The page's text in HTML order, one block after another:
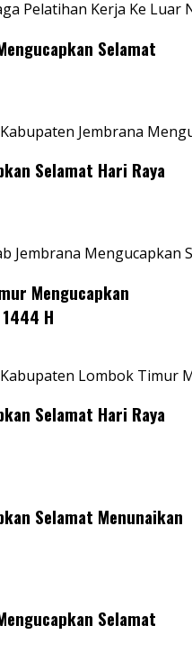
Pelatihan Kerja Ke Luar
Selamat
Jembrana
Selamat Hari Raya
Jembrana Mengucapkan
Mengucapkan
H
Lombok Timur
Selamat Hari Raya
Selamat Menunaikan
Selamat